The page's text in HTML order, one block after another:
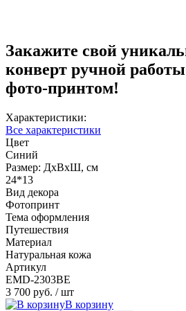
Закажите свой
конверт ручной
фото-принтом!
Характеристики:
Все характеристики
Цвет
Синий
Размер: ДхВхШ, см
24*13
Вид декора
Фотопринт
Тема оформления
Путешествия
Материал
Натуральная кожа
Артикул
EMD-2303BE
3 700 руб. / шт
В корзину